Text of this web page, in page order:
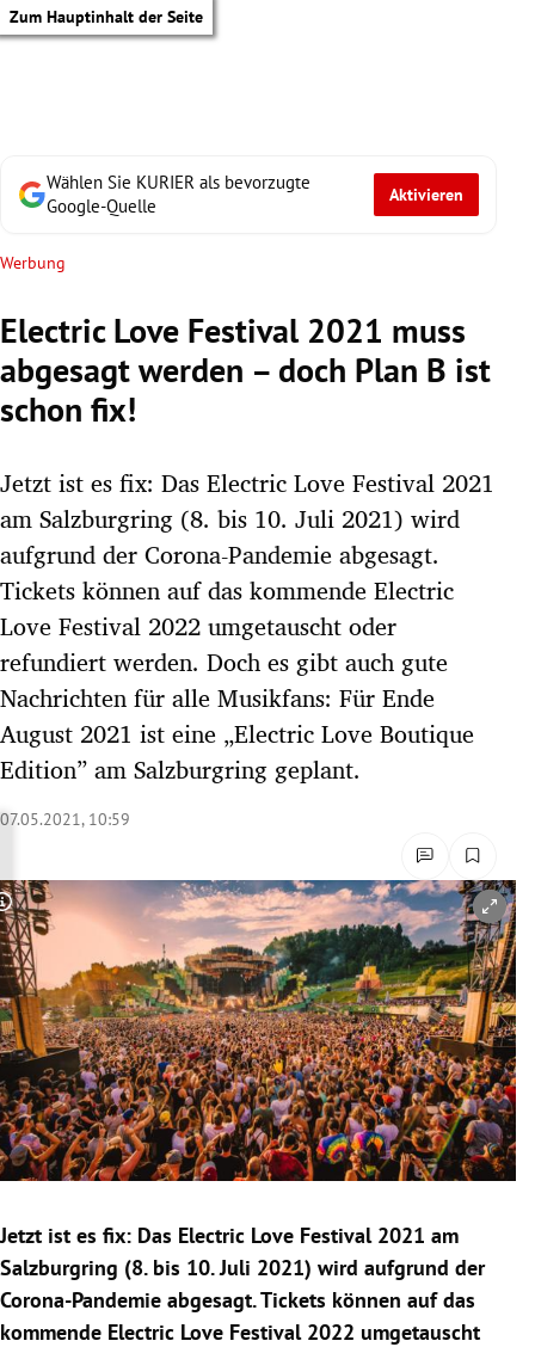
Zum Hauptinhalt der Seite
Untermenü
Untermenü
Untermenü
Untermenü
Untermenü
Untermenü
Untermenü
Wählen Sie KURIER als bevorzugte
Google-Quelle
Aktivieren
Werbung
Electric Love Festival 2021 muss
abgesagt werden – doch Plan B ist
schon fix!
Jetzt ist es fix: Das Electric Love Festival 2021
am Salzburgring (8. bis 10. Juli 2021) wird
aufgrund der Corona-Pandemie abgesagt.
Tickets können auf das kommende Electric
Love Festival 2022 umgetauscht oder
refundiert werden. Doch es gibt auch gute
Nachrichten für alle Musikfans: Für Ende
August 2021 ist eine „Electric Love Boutique
Edition” am Salzburgring geplant.
07.05.2021, 10:59
Copyright-Hinweis öffnen/schließen
Jetzt ist es fix: Das Electric Love Festival 2021 am
Salzburgring (8. bis 10. Juli 2021) wird aufgrund der
Corona-Pandemie abgesagt. Tickets können auf das
kommende Electric Love Festival 2022 umgetauscht